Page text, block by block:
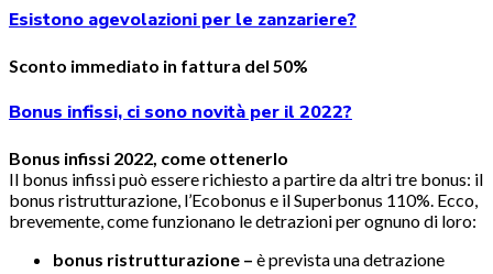
Esistono agevolazioni per le zanzariere?
Sconto immediato in fattura del 50%
Bonus infissi, ci sono novità per il 2022?
Bonus infissi 2022, come ottenerlo
Il bonus infissi può essere richiesto a partire da altri tre bonus: il
bonus ristrutturazione, l’Ecobonus e il Superbonus 110%. Ecco,
brevemente, come funzionano le detrazioni per ognuno di loro:
bonus ristrutturazione – è prevista una detrazione